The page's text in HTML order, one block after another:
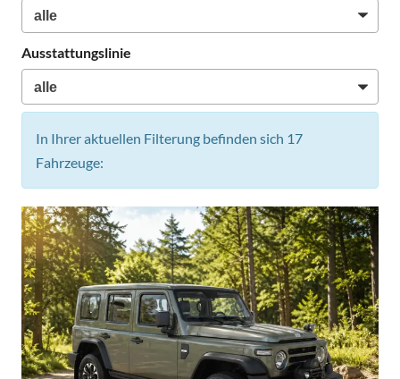
Ausstattungslinie
In Ihrer aktuellen Filterung befinden sich 17
Fahrzeuge: